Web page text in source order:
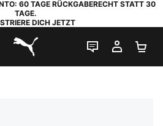
60 TAGE RÜCKGABERECHT STATT 30
TAGE.
DICH JETZT
PUMA.com
LIVE-CHAT
MEIN